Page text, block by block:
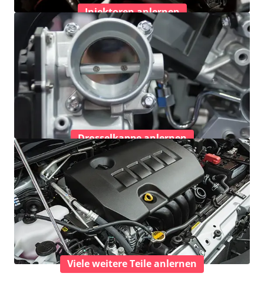
Injektoren anlernen
Drosselkappe anlernen
Viele weitere Teile anlernen